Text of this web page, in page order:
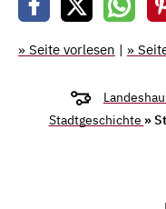
» Seite vorlesen | »
Stadtgeschichte »